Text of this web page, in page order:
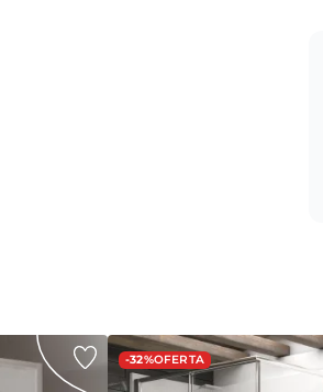
-32%OFERTA